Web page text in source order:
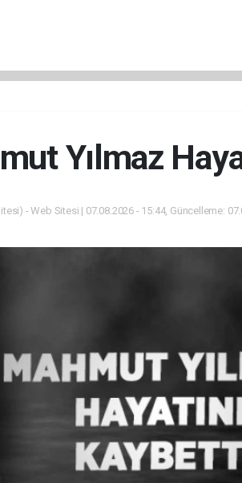
Yılmaz
- Web Sitesi | 07.08.2026 - 15:44, Güncelleme: